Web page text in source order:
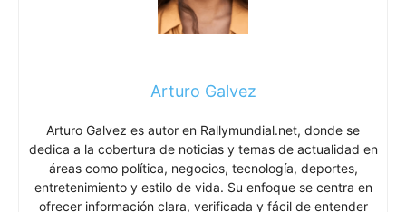
Arturo Galvez
Arturo Galvez es autor en Rallymundial.net, donde se
dedica a la cobertura de noticias y temas de actualidad en
áreas como política, negocios, tecnología, deportes,
entretenimiento y estilo de vida. Su enfoque se centra en
ofrecer información clara, verificada y fácil de entender